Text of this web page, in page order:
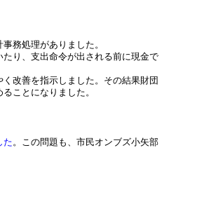
務処理がありました。
り、支出命令が出される前に現金で
改善を指示しました。その結果財団
ことになりました。
た。この問題も、市民オンブズ小矢部